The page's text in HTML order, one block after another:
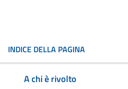
INDICE DELLA PAGINA
A chi è rivolto